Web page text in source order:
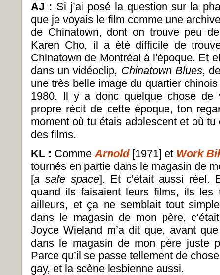
AJ : Si j’ai posé la question sur la
que je voyais le film comme une
de Chinatown, dont on trouve peu
Karen Cho, il a été difficile de
Chinatown de Montréal à l'époque. Et
dans un vidéoclip, Chinatown Blues,
une très belle image du quartier
1980. Il y a donc quelque chose de
propre récit de cette époque, ton
moment où tu étais adolescent et où
des films.
KL : CommeArnold [1971] et Work
tournés en partie dans le magasin de
[a safe space]. Et c'était aussi réel.
quand ils faisaient leurs films, ils les
ailleurs, et ça ne semblait tout
dans le magasin de mon père,
Joyce Wieland m’a dit que, avant
dans le magasin de mon père juste
Parce qu’il se passe tellement de
gay, et la scène lesbienne aussi.